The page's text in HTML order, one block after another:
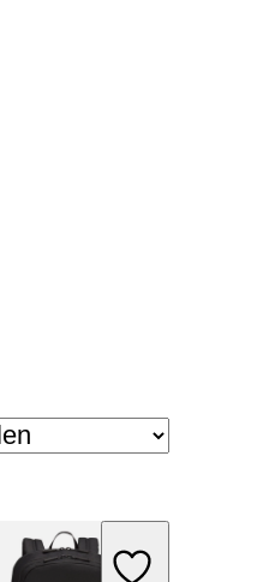
Add to Wishlist